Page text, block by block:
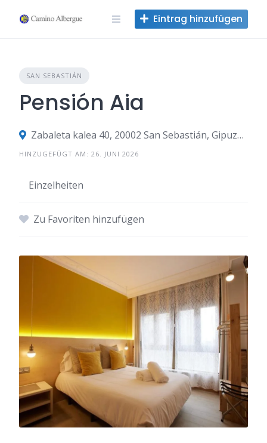
Inhalt
Eintrag hinzufügen
SAN SEBASTIÁN
Pensión Aia
Zabaleta kalea 40, 20002 San Sebastián, Gipuzkoa, Spanien
HINZUGEFÜGT AM: 26. JUNI 2026
Einzelheiten
Zu Favoriten hinzufügen